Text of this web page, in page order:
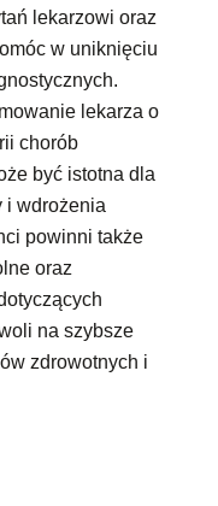
lekarzowi oraz
w uniknięciu
lekarza o
chorób
być istotna dla
i wdrożenia
powinni także
oraz
na szybsze
zdrowotnych i